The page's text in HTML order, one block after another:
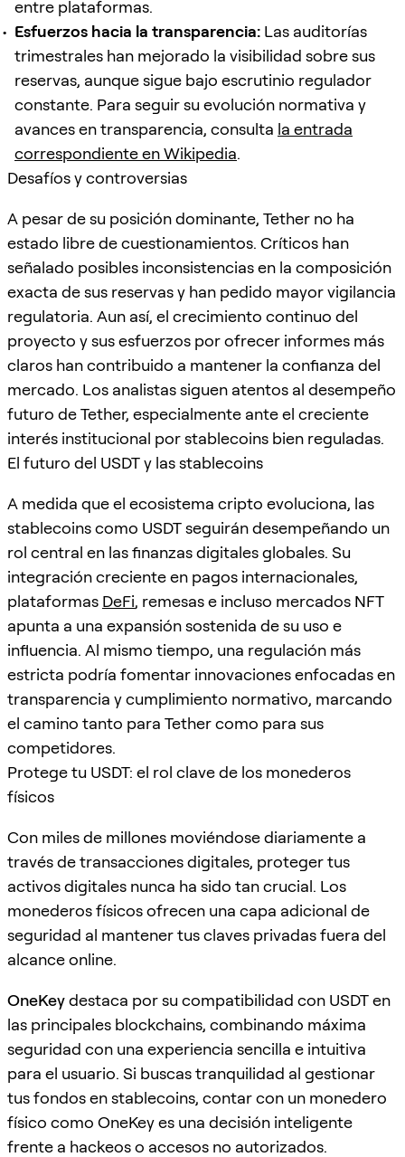
entre plataformas.
Esfuerzos hacia la transparencia: Las auditorías
trimestrales han mejorado la visibilidad sobre sus
reservas, aunque sigue bajo escrutinio regulador
constante. Para seguir su evolución normativa y
avances en transparencia, consulta la entrada
correspondiente en Wikipedia.
Desafíos y controversias
A pesar de su posición dominante, Tether no ha
estado libre de cuestionamientos. Críticos han
señalado posibles inconsistencias en la composición
exacta de sus reservas y han pedido mayor vigilancia
regulatoria. Aun así, el crecimiento continuo del
proyecto y sus esfuerzos por ofrecer informes más
claros han contribuido a mantener la confianza del
mercado. Los analistas siguen atentos al desempeño
futuro de Tether, especialmente ante el creciente
interés institucional por stablecoins bien reguladas.
El futuro del USDT y las stablecoins
A medida que el ecosistema cripto evoluciona, las
stablecoins como USDT seguirán desempeñando un
rol central en las finanzas digitales globales. Su
integración creciente en pagos internacionales,
plataformas DeFi, remesas e incluso mercados NFT
apunta a una expansión sostenida de su uso e
influencia. Al mismo tiempo, una regulación más
estricta podría fomentar innovaciones enfocadas en
transparencia y cumplimiento normativo, marcando
el camino tanto para Tether como para sus
competidores.
Protege tu USDT: el rol clave de los monederos
físicos
Con miles de millones moviéndose diariamente a
través de transacciones digitales, proteger tus
activos digitales nunca ha sido tan crucial. Los
monederos físicos ofrecen una capa adicional de
seguridad al mantener tus claves privadas fuera del
alcance online.
OneKeydestaca por su compatibilidad con USDT en
las principales blockchains, combinando máxima
seguridad con una experiencia sencilla e intuitiva
para el usuario. Si buscas tranquilidad al gestionar
tus fondos en stablecoins, contar con un monedero
físico como OneKey es una decisión inteligente
frente a hackeos o accesos no autorizados.